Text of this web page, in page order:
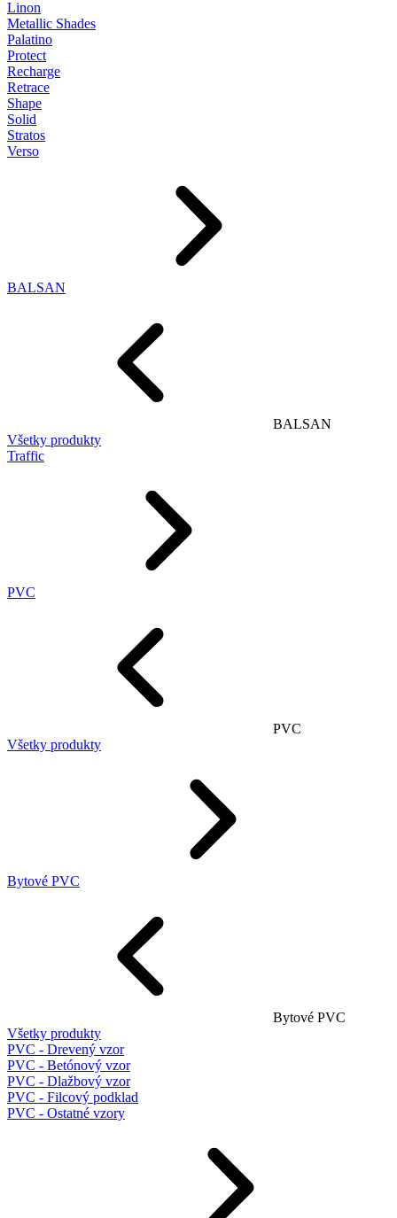
Linon
Metallic Shades
Palatino
Protect
Recharge
Retrace
Shape
Solid
Stratos
Verso
BALSAN
BALSAN
Všetky produkty
Traffic
PVC
PVC
Všetky produkty
Bytové PVC
Bytové PVC
Všetky produkty
PVC - Drevený vzor
PVC - Betónový vzor
PVC - Dlažbový vzor
PVC - Filcový podklad
PVC - Ostatné vzory